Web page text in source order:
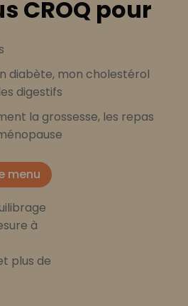
CROQ pour
diabète, mon cholestérol
digestifs
la grossesse, les repas
menu
à
plus de